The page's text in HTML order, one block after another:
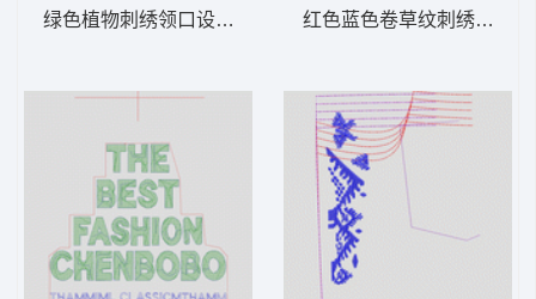
绿色植物刺绣领口设计图 领条简单花红色蓝色卷草纹刺绣图案